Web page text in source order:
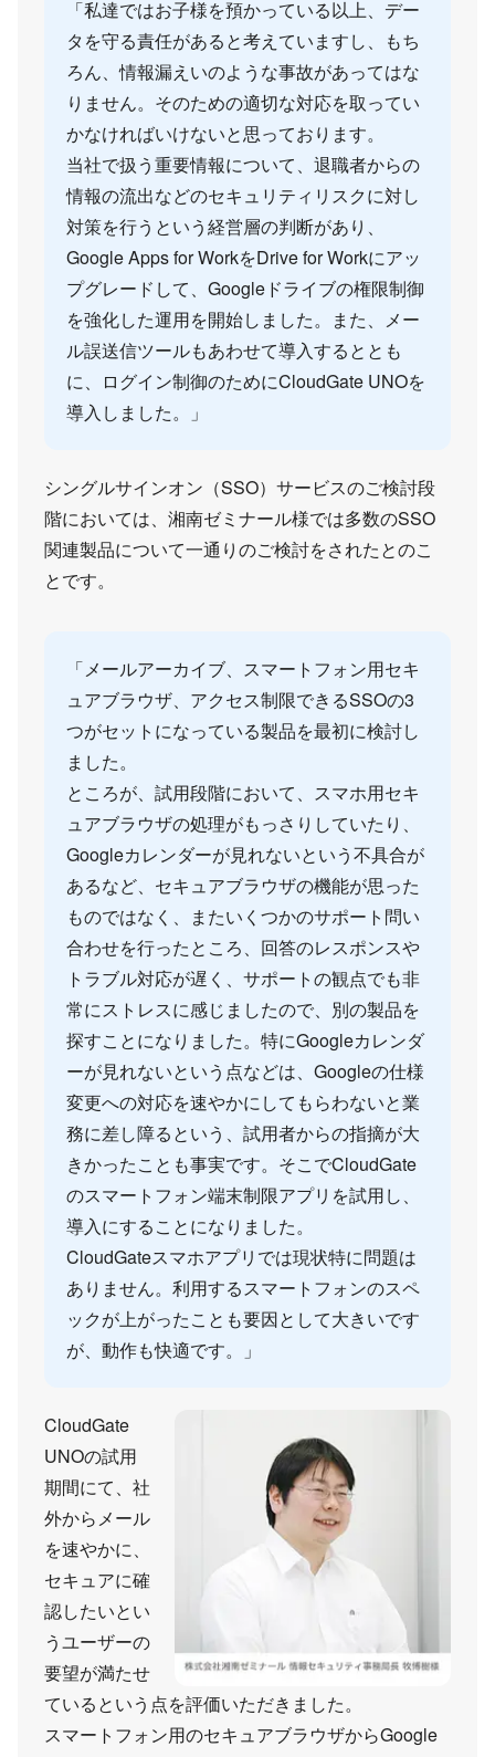
「私達ではお子様を預かっている以上、デー
タを守る責任があると考えていますし、もち
ろん、情報漏えいのような事故があってはな
りません。そのための適切な対応を取ってい
かなければいけないと思っております。
当社で扱う重要情報について、退職者からの
情報の流出などのセキュリティリスクに対し
対策を行うという経営層の判断があり、
Google Apps for WorkをDrive for Workにアッ
プグレードして、Googleドライブの権限制御
を強化した運用を開始しました。また、メー
ル誤送信ツールもあわせて導入するととも
に、ログイン制御のためにCloudGate UNOを
導入しました。」
シングルサインオン（SSO）サービスのご検討段
階においては、湘南ゼミナール様では多数のSSO
関連製品について一通りのご検討をされたとのこ
とです。
「メールアーカイブ、スマートフォン用セキ
ュアブラウザ、アクセス制限できるSSOの3
つがセットになっている製品を最初に検討し
ました。
ところが、試用段階において、スマホ用セキ
ュアブラウザの処理がもっさりしていたり、
Googleカレンダーが見れないという不具合が
あるなど、セキュアブラウザの機能が思った
ものではなく、またいくつかのサポート問い
合わせを行ったところ、回答のレスポンスや
トラブル対応が遅く、サポートの観点でも非
常にストレスに感じましたので、別の製品を
探すことになりました。特にGoogleカレンダ
ーが見れないという点などは、Googleの仕様
変更への対応を速やかにしてもらわないと業
務に差し障るという、試用者からの指摘が大
きかったことも事実です。そこでCloudGate
のスマートフォン端末制限アプリを試用し、
導入にすることになりました。
CloudGateスマホアプリでは現状特に問題は
ありません。利用するスマートフォンのスペ
ックが上がったことも要因として大きいです
が、動作も快適です。」
CloudGate
UNOの試用
期間にて、社
外からメール
を速やかに、
セキュアに確
認したいとい
うユーザーの
要望が満たせ
ているという点を評価いただきました。
スマートフォン用のセキュアブラウザからGoogle